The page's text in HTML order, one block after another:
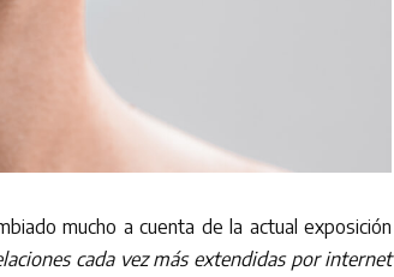
mucho a cuenta de la actual exposición
cada vez más extendidas por internet